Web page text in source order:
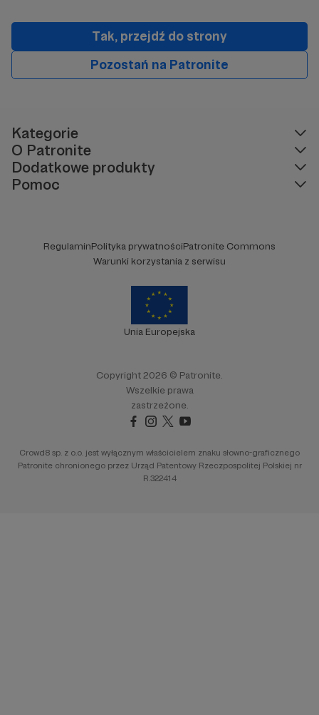
Tak, przejdź do strony
Pozostań na Patronite
Kategorie
O Patronite
Dodatkowe produkty
Pomoc
RegulaminPolityka prywatnościPatronite Commons
Warunki korzystania z serwisu
Unia Europejska
Copyright 2026 © Patronite.
Wszelkie prawa
zastrzeżone.
Crowd8 sp. z o.o. jest wyłącznym właścicielem znaku słowno-graficznego
Patronite chronionego przez Urząd Patentowy Rzeczpospolitej Polskiej nr
R.322414